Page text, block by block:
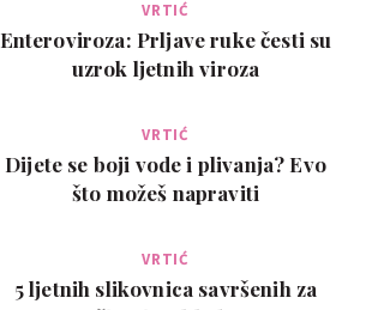
VRTIĆ
Enteroviroza: Prljave ruke česti su
uzrok ljetnih viroza
VRTIĆ
Dijete se boji vode i plivanja? Evo
što možeš napraviti
VRTIĆ
5 ljetnih slikovnica savršenih za